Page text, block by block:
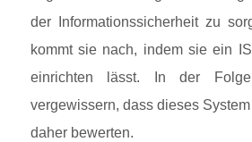
der Informationssicherheit zu
kommt sie nach, indem sie ein
einrichten lässt. In der
vergewissern, dass dieses
daher bewerten.